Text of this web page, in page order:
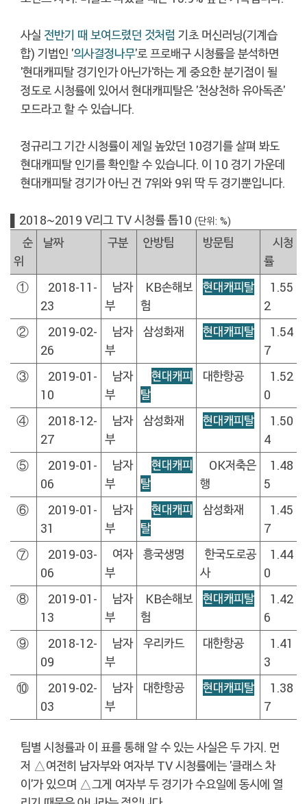
사실 전반기 때 보여드렸던 것처럼 기초 머신러닝(기계습
합) 기법인 '의사결정나무'로 프로배구 시청률을 분석하면
'현대캐피탈 경기인가 아닌가'하는 게 중요한 분기점이 될
정도로 시청률에 있어서 현대캐피탈은 '천상천하 유아독존'
모드라고 할 수 있습니다.
정규리그 기간 시청률이 제일 높았던 10경기를 살펴 봐도
현대캐피탈 인기를 확인할 수 있습니다. 이 10 경기 가운데
현대캐피탈 경기가 아닌 건 7위와 9위 딱 두 경기뿐입니다.
▌2018~2019 V리그 TV 시청률 톱10 (단위: %)
순
위
날짜 구분 안방팀 방문팀
시청
률
①
2018-11-
23
남자
부
KB손해보
험
현대캐피탈
1.55
2
②
2019-02-
26
남자
부
삼성화재 현대캐피탈
1.54
7
③
2019-01-
10
남자
부
현대캐피
탈
대한항공
1.52
0
④
2018-12-
27
남자
부
삼성화재 현대캐피탈
1.50
4
⑤
2019-01-
06
남자
부
현대캐피
탈
OK저축은
행
1.48
5
⑥
2019-01-
31
남자
부
현대캐피
탈
삼성화재
1.45
7
⑦
2019-03-
06
여자
부
흥국생명
한국도로공
사
1.44
0
⑧
2019-01-
13
남자
부
KB손해보
험
현대캐피탈
1.42
6
⑨
2018-12-
09
남자
부
우리카드 대한항공
1.41
3
⑩
2019-02-
03
남자
부
대한항공 현대캐피탈
1.38
7
팀별 시청률과 이 표를 통해 알 수 있는 사실은 두 가지. 먼
저 △여전히 남자부와 여자부 TV 시청률에는 '클래스 차
이'가 있으며 △그게 여자부 두 경기가 수요일에 동시에 열